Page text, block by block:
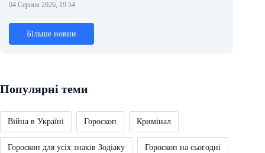
04 Серпня 2026, 19:54
Більше новин
Популярні теми
Війна в Україні Гороскоп Кримінал
Гороскоп для усіх знаків Зодіаку Гороскоп на сьогодні